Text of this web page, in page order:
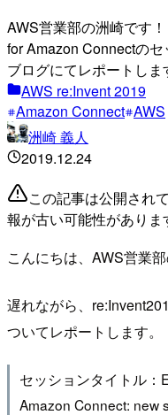
AWS営業部の洲崎です
for Amazon Connectの
ブログにてレポートしま
AWS re:Invent 2019
Amazon Connect AWS
洲崎 義人
2019.12.24
この記事は公開され
報が古い可能性がありま
こんにちは、AWS営業
遅れながら、
ついてレポートします。
セッションタイトル：
Amazon Connect: new